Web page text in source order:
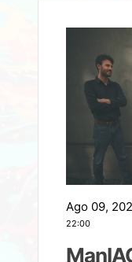
Ago 09,
22:00